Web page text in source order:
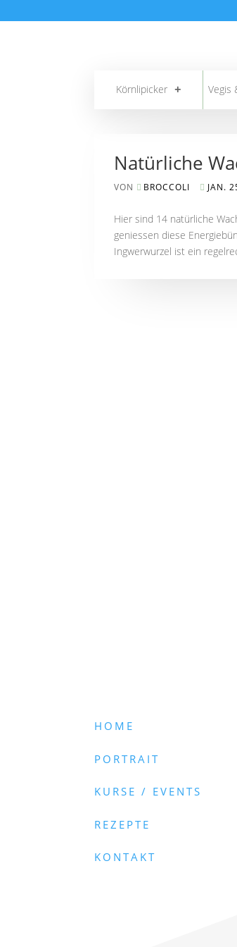
Körnlipicker Vegis
Natürliche
VON BROCCOLI JAN.
Hier sind 14 natürliche
geniessen diese
Ingwerwurzel ist ein
HOME
PORTRAIT
KURSE / EVENTS
REZEPTE
KONTAKT